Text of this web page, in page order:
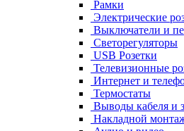
Рамки
Электрические
Выключатели и
Светорегуляторы
USB Розетки
Телевизионные
Интернет и
Термостаты
Выводы кабеля и
Накладной